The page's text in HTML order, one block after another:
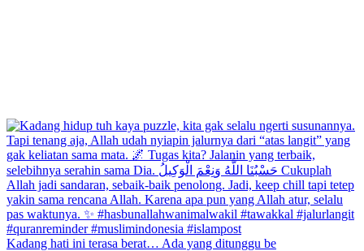
Kadang hati ini terasa berat… Ada yang ditunggu be